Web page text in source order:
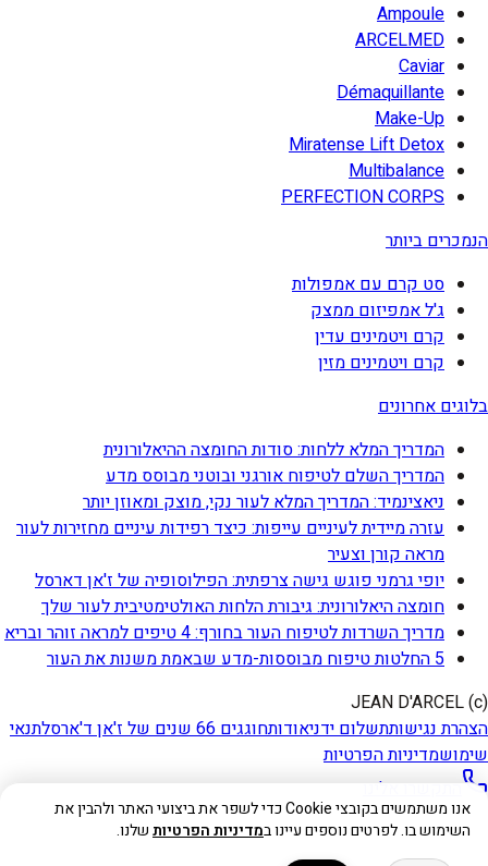
Ampoule
ARCELMED
Caviar
Démaquillante
Make-Up
Miratense Lift Detox
Multibalance
PERFECTION CORPS
הנמכרים ביותר
סט קרם עם אמפולות
ג'ל אמפיזום ממצק
קרם ויטמינים עדין
קרם ויטמינים מזין
בלוגים אחרונים
המדריך המלא ללחות: סודות החומצה ההיאלורונית
המדריך השלם לטיפוח אורגני ובוטני מבוסס מדע
ניאצינמיד: המדריך המלא לעור נקי, מוצק ומאוזן יותר
עזרה מיידית לעיניים עייפות: כיצד רפידות עיניים מחזירות לעור
מראה קורן וצעיר
יופי גרמני פוגש גישה צרפתית: הפילוסופיה של ז'אן דארסל
חומצה היאלורונית: גיבורת הלחות האולטימטיבית לעור שלך
מדריך השרדות לטיפוח העור בחורף: 4 טיפים למראה זוהר ובריא
5 החלטות טיפוח מבוססות-מדע שבאמת משנות את העור
(c) JEAN D'ARCEL
הצהרת נגישותתשלום ידניאודותחוגגים 66 שנים של ז'אן ד'ארסל
תנאי
שימושמדיניות הפרטיות
התקשרו אלינו
אנו משתמשים בקובצי Cookie כדי לשפר את ביצועי האתר ולהבין את
השימוש בו. לפרטים נוספים עיינו במדיניות הפרטיותשלנו.